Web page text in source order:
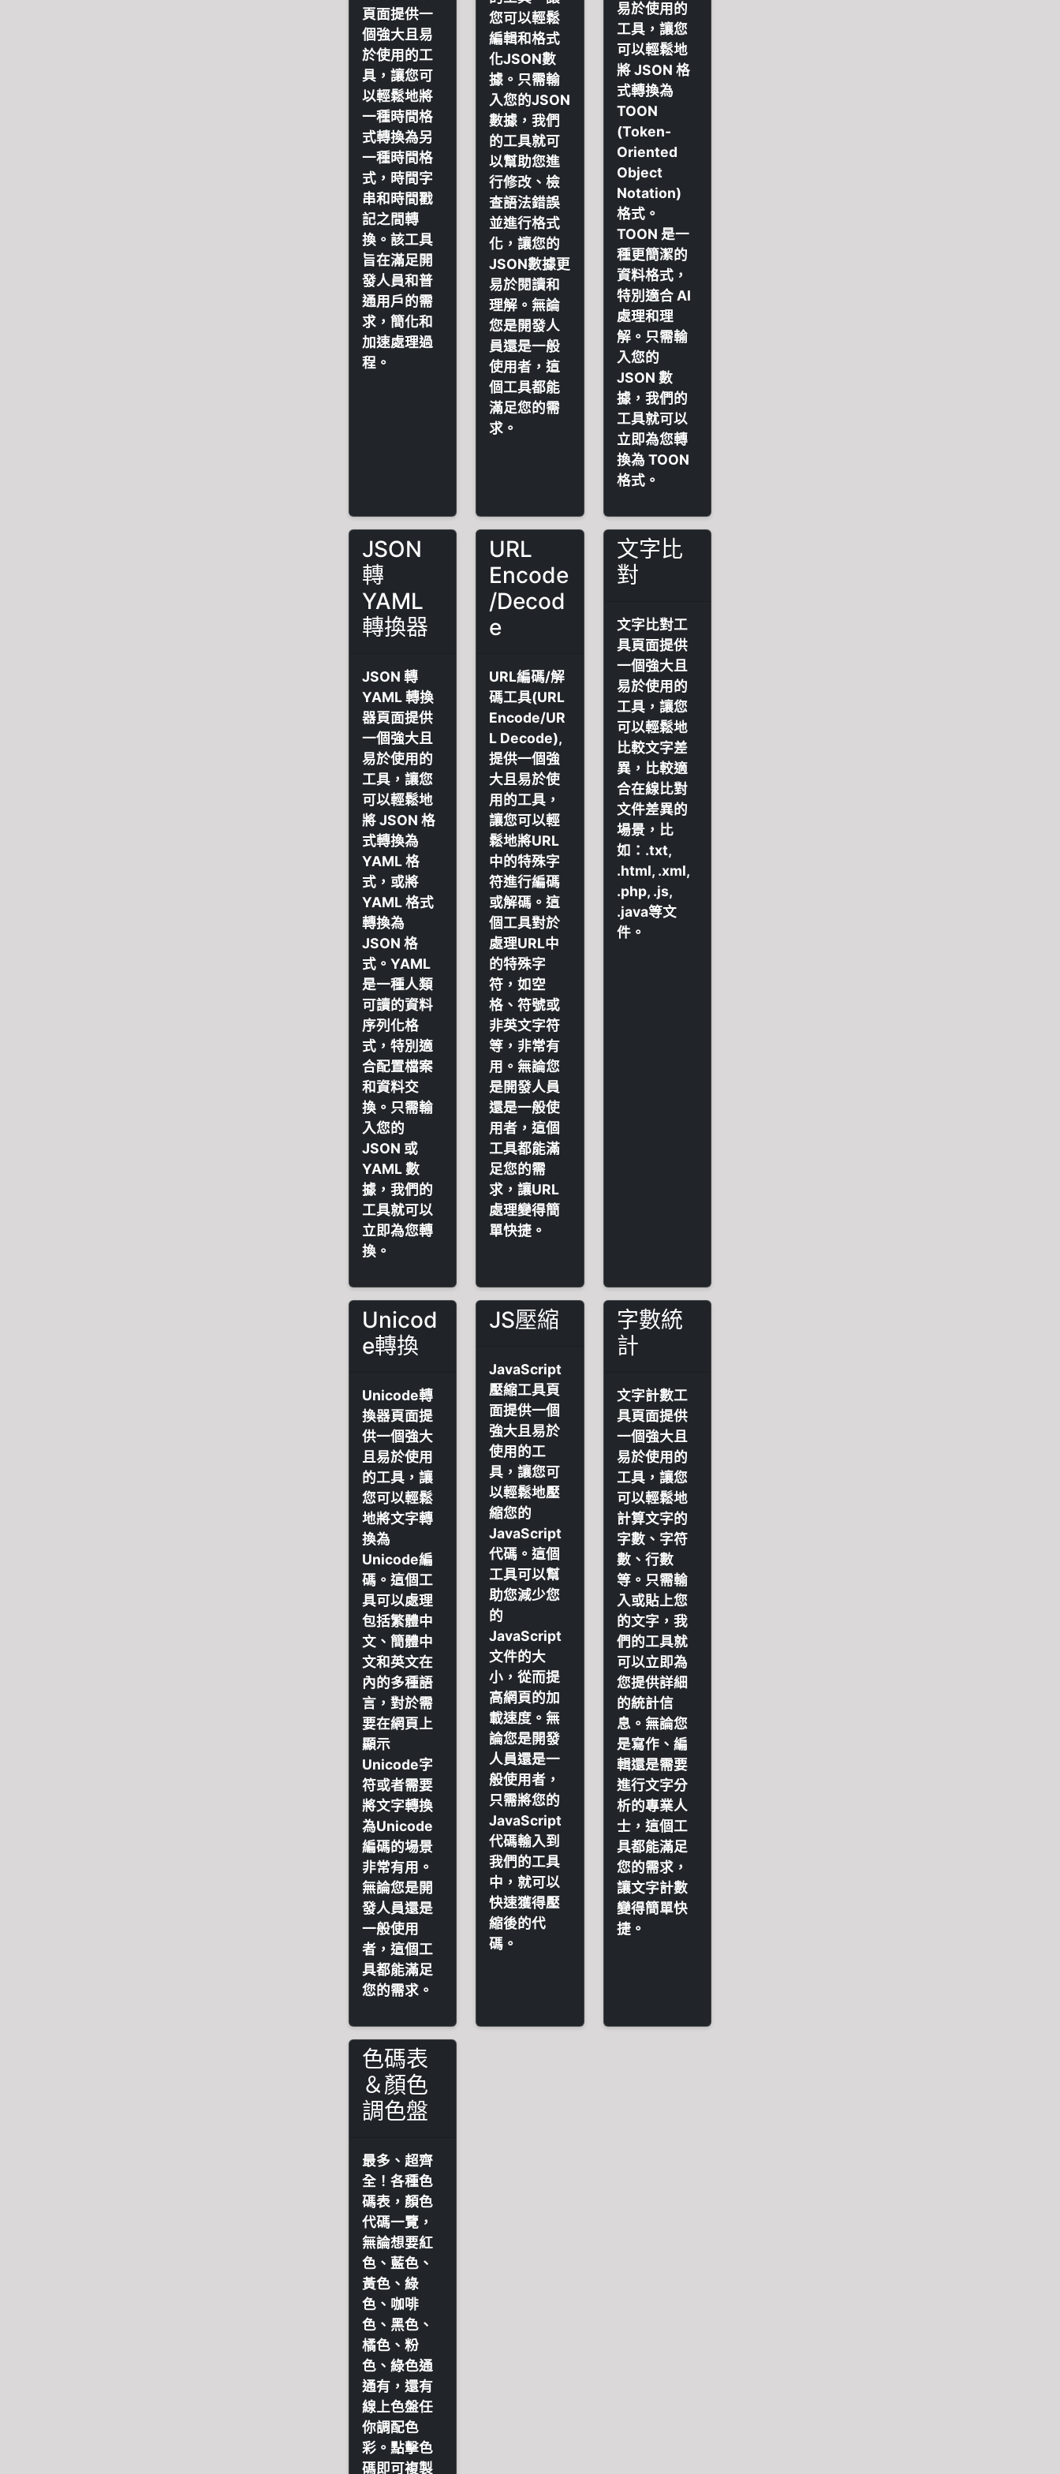
頁面提供一
個強大且易
於使用的工
具，讓您可
以輕鬆地將
一種時間格
式轉換為另
一種時間格
式，時間字
串和時間戳
記之間轉
換。該工具
旨在滿足開
發人員和普
通用戶的需
求，簡化和
加速處理過
程。
您可以輕鬆
編輯和格式
化JSON數
據。只需輸
入您的JSON
數據，我們
的工具就可
以幫助您進
行修改、檢
查語法錯誤
並進行格式
化，讓您的
JSON數據更
易於閱讀和
理解。無論
您是開發人
員還是一般
使用者，這
個工具都能
滿足您的需
求。
易於使用的
工具，讓您
可以輕鬆地
將 JSON 格
式轉換為
TOON
(Token-
Oriented
Object
Notation)
格式。
TOON 是一
種更簡潔的
資料格式，
特別適合 AI
處理和理
解。只需輸
入您的
JSON 數
據，我們的
工具就可以
立即為您轉
換為 TOON
格式。
JSON
轉
YAML
轉換器
JSON 轉
YAML 轉換
器頁面提供
一個強大且
易於使用的
工具，讓您
可以輕鬆地
將 JSON 格
式轉換為
YAML 格
式，或將
YAML 格式
轉換為
JSON 格
式。YAML
是一種人類
可讀的資料
序列化格
式，特別適
合配置檔案
和資料交
換。只需輸
入您的
JSON 或
YAML 數
據，我們的
工具就可以
立即為您轉
換。
URL
Encode
/Decod
e
URL編碼/解
碼工具(URL
Encode/UR
L Decode),
提供一個強
大且易於使
用的工具，
讓您可以輕
鬆地將URL
中的特殊字
符進行編碼
或解碼。這
個工具對於
處理URL中
的特殊字
符，如空
格、符號或
非英文字符
等，非常有
用。無論您
是開發人員
還是一般使
用者，這個
工具都能滿
足您的需
求，讓URL
處理變得簡
單快捷。
文字比
對
文字比對工
具頁面提供
一個強大且
易於使用的
工具，讓您
可以輕鬆地
比較文字差
異，比較適
合在線比對
文件差異的
場景，比
如：.txt,
.html, .xml,
.php, .js,
.java等文
件。
Unicod
e轉換
Unicode轉
換器頁面提
供一個強大
且易於使用
的工具，讓
您可以輕鬆
地將文字轉
換為
Unicode編
碼。這個工
具可以處理
包括繁體中
文、簡體中
文和英文在
內的多種語
言，對於需
要在網頁上
顯示
Unicode字
符或者需要
將文字轉換
為Unicode
編碼的場景
非常有用。
無論您是開
發人員還是
一般使用
者，這個工
具都能滿足
您的需求。
JS壓縮
JavaScript
壓縮工具頁
面提供一個
強大且易於
使用的工
具，讓您可
以輕鬆地壓
縮您的
JavaScript
代碼。這個
工具可以幫
助您減少您
的
JavaScript
文件的大
小，從而提
高網頁的加
載速度。無
論您是開發
人員還是一
般使用者，
只需將您的
JavaScript
代碼輸入到
我們的工具
中，就可以
快速獲得壓
縮後的代
碼。
字數統
計
文字計數工
具頁面提供
一個強大且
易於使用的
工具，讓您
可以輕鬆地
計算文字的
字數、字符
數、行數
等。只需輸
入或貼上您
的文字，我
們的工具就
可以立即為
您提供詳細
的統計信
息。無論您
是寫作、編
輯還是需要
進行文字分
析的專業人
士，這個工
具都能滿足
您的需求，
讓文字計數
變得簡單快
捷。
色碼表
＆顏色
調色盤
最多、超齊
全！各種色
碼表，顏色
代碼一覽，
無論想要紅
色、藍色、
黃色、綠
色、咖啡
色、黑色、
橘色、粉
色、綠色通
通有，還有
線上色盤任
你調配色
彩。點擊色
碼即可複製